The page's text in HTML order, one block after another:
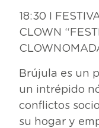
18:30 I
CLOWN
Brújula es un
un intrépido
conflictos
su hogar y